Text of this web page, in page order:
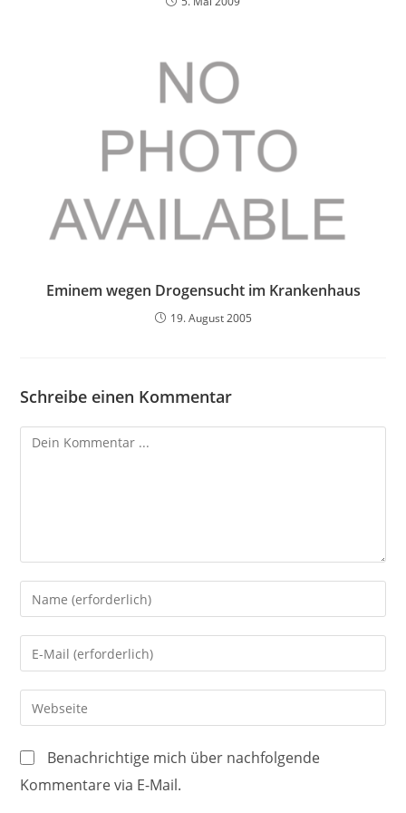
Eminem wegen Drogensucht im Krankenhaus
19. August 2005
Schreibe einen Kommentar
Kommentieren
Gib
deinen
Namen
oder
Benutzernamen
zum
ein
Gib
deine
E-
Mail-
zum
Kommentieren
Gib
deine
Website-
URL
ein
Benachrichtige mich über nachfolgende
Kommentare via E-Mail.